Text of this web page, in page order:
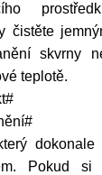
čistěte
skvrny
teplotě.
Pokud si